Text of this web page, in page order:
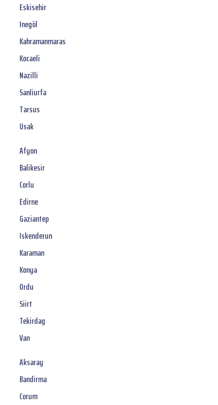
Eskisehir
Inegöl
Kahramanmaras
Kocaeli
Nazilli
Sanliurfa
Tarsus
Usak
Afyon
Balikesir
Corlu
Edirne
Gaziantep
Iskenderun
Karaman
Konya
Ordu
Siirt
Tekirdag
Van
Aksaray
Bandirma
Corum